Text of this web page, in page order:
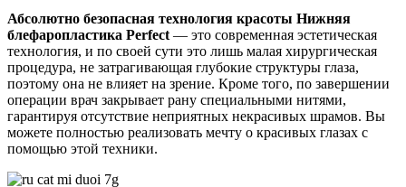
Абсолютно безопасная технология красоты Нижняя
блефаропластика Perfect— это современная эстетическая
технология, и по своей сути это лишь малая хирургическая
процедура, не затрагивающая глубокие структуры глаза,
поэтому она не влияет на зрение. Кроме того, по завершении
операции врач закрывает рану специальными нитями,
гарантируя отсутствие неприятных некрасивых шрамов. Вы
можете полностью реализовать мечту о красивых глазах с
помощью этой техники.